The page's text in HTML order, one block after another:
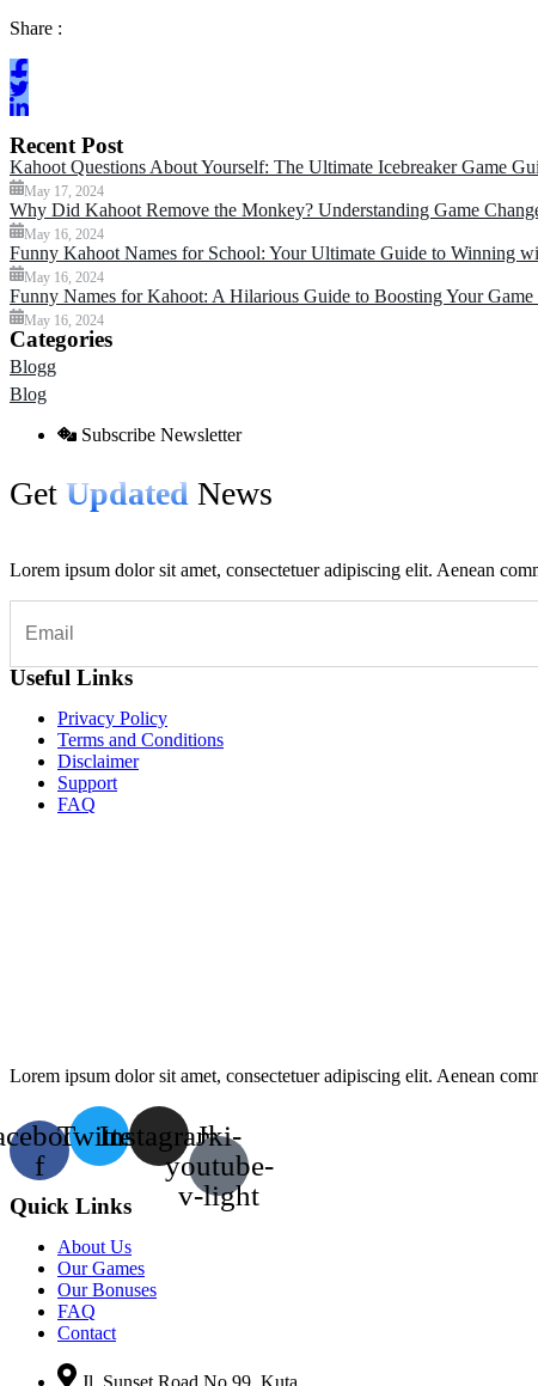
Share :
Recent Post
Kahoot Questions About Yourself: The Ultimate Icebreaker Game
May 17, 2024
Why Did Kahoot Remove the Monkey? Understanding Game
May 16, 2024
Funny Kahoot Names for School: Your Ultimate Guide to Winning
May 16, 2024
Funny Names for Kahoot: A Hilarious Guide to Boosting Your
May 16, 2024
Categories
Blogg
Blog
Subscribe Newsletter
Get Updated News
Lorem ipsum dolor sit amet, consectetuer adipiscing elit. Aenean
Useful Links
Privacy Policy
Terms and Conditions
Disclaimer
Support
FAQ
Lorem ipsum dolor sit amet, consectetuer adipiscing elit. Aenean
f
TwitterInstagramJki-
youtube-
v-light
Quick Links
About Us
Our Games
Our Bonuses
FAQ
Contact